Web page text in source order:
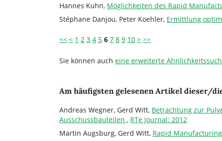
Hannes Kuhn, Möglichkeiten des Rapid
Stéphane Danjou, Peter Koehler, Ermittlung
<< < 1 2 3 4 5 6 7 8 9 10 > >>
Sie können aucheine erweiterte
Am häufigsten gelesenen Artikel dieser/
Andreas Wegner, Gerd Witt, Betrachtung zur
Ausschussbauteilen, RTe Journal: 2012
Martin Augsburg, Gerd Witt, Rapid